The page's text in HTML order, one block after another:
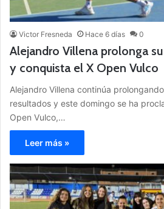
Victor Fresneda Hace 6 días 0
Alejandro Villena prolonga
y conquista el X Open Vulco
Alejandro Villena continúa
resultados y este domingo se ha
Open Vulco,…
Leer más »